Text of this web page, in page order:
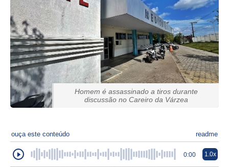
Homem é assassinado a tiros durante
discussão no Careiro da Várzea
ouça este conteúdo readme
0:00 1.0x